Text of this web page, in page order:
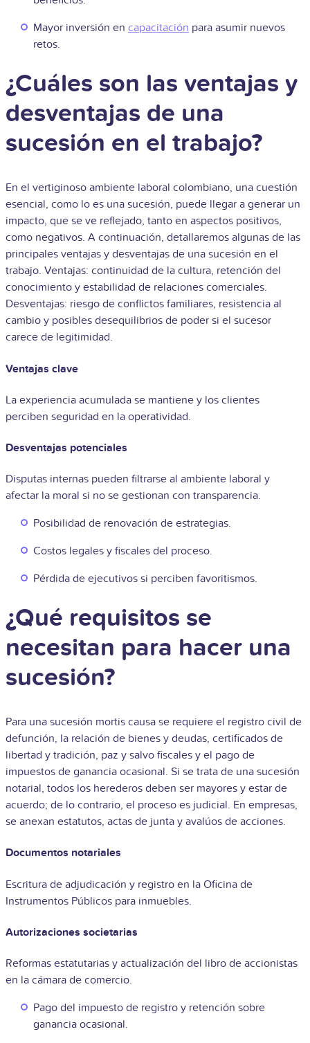
Mayor inversión en capacitación para asumir nuevos
retos.
¿Cuáles son las ventajas y
desventajas de una
sucesión en el trabajo?
En el vertiginoso ambiente laboral colombiano, una cuestión
esencial, como lo es una sucesión, puede llegar a generar un
impacto, que se ve reflejado, tanto en aspectos positivos,
como negativos. A continuación, detallaremos algunas de las
principales ventajas y desventajas de una sucesión en el
trabajo. Ventajas: continuidad de la cultura, retención del
conocimiento y estabilidad de relaciones comerciales.
Desventajas: riesgo de conflictos familiares, resistencia al
cambio y posibles desequilibrios de poder si el sucesor
carece de legitimidad.
Ventajas clave
La experiencia acumulada se mantiene y los clientes
perciben seguridad en la operatividad.
Desventajas potenciales
Disputas internas pueden filtrarse al ambiente laboral y
afectar la moral si no se gestionan con transparencia.
Posibilidad de renovación de estrategias.
Costos legales y fiscales del proceso.
Pérdida de ejecutivos si perciben favoritismos.
¿Qué requisitos se
necesitan para hacer una
sucesión?
Para una sucesión mortis causa se requiere el registro civil de
defunción, la relación de bienes y deudas, certificados de
libertad y tradición, paz y salvo fiscales y el pago de
impuestos de ganancia ocasional. Si se trata de una sucesión
notarial, todos los herederos deben ser mayores y estar de
acuerdo; de lo contrario, el proceso es judicial. En empresas,
se anexan estatutos, actas de junta y avalúos de acciones.
Documentos notariales
Escritura de adjudicación y registro en la Oficina de
Instrumentos Públicos para inmuebles.
Autorizaciones societarias
Reformas estatutarias y actualización del libro de accionistas
en la cámara de comercio.
Pago del impuesto de registro y retención sobre
ganancia ocasional.